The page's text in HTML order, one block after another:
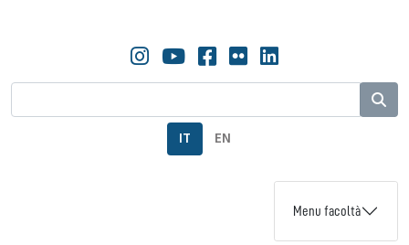
IT EN
Menu facoltà